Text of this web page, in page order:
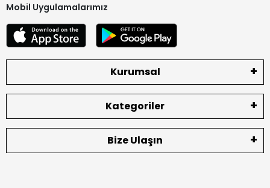
Mobil Uygulamalarımız
Kurumsal
Kategoriler
Bize Ulaşın